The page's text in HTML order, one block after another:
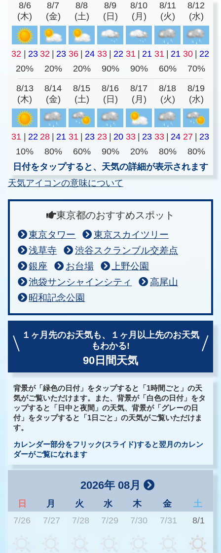
8/6
(木)
8/7
(金)
8/8
(土)
8/9
(日)
8/10
(月)
8/11
(火)
8/12
(水)
32 23 32 23 36 24 33 22 31 21 31 21 30
22
20%
20% 20% 90% 90% 60% 70%
8/13
(木)
8/14
(金)
8/15
(土)
8/16
(日)
8/17
(月)
8/18
(火)
8/19
(水)
31 22 28 21 31 23 23 20 33 23 33 24 27
23
10%
80% 60% 90% 20% 80%
80%
日付をタップすると、天気の詳細が表示されます
天気アイコンの意味について
東京都のおすすめスポット
東京タワー
東京スカイツリー
浅草寺
渋谷スクランブル交差点
銀座
お台場
上野公園
池袋サンシャインシティ
高尾山
昭和記念公園
１ヶ月先のお天気も、
１ヶ月以上先のお天気
もわかる!
90日間天気
背景が「緑色の日付」をタップすると「1時間ごと」の天
気がご覧いただけます。また、背景が「白色の日付」をタ
ップすると「日中と夜間」の天気、背景が「グレーの日
付」をタップすると「1日ごと」の天気がご覧いただけま
す。
カレンダー部分をフリック(スライド)すると翌月のカレン
ダーがご覧になれます
2026年 08月
日 月 火 水 木 金
土
7/26
7/27 7/28 7/29 7/30 7/31 8/1